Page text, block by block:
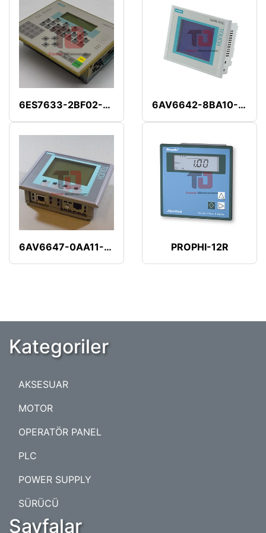
6ES7633-2BF02-0AE3 6AV6642-8BA10-0AA1
6AV6647-0AA11-3AX1 PROPHI-12R
Kategoriler
AKSESUAR
MOTOR
OPERATÖR PANEL
PLC
POWER SUPPLY
SÜRÜCÜ
Sayfalar